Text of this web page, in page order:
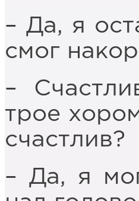
– Да, я
смог
–
трое
счастлив?
– Да, я